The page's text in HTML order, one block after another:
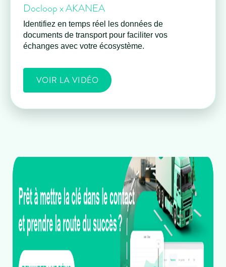
Docloop x AKANEA
Identifiez en temps réel les données de
documents de transport pour faciliter vos
échanges avec votre écosystème.
VOIR LA VIDÉO